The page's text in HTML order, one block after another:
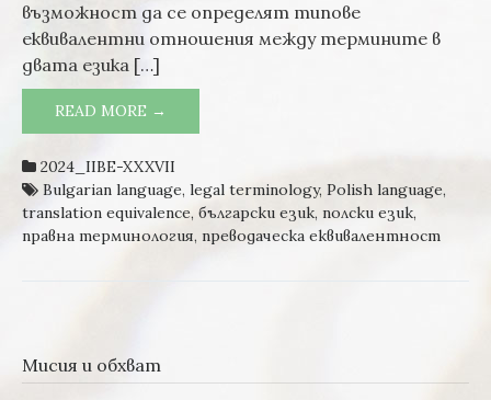
възможност да се определят типове
еквивалентни отношения между термините в
двата езика […]
READ MORE →
ИЗБРАНИ ПОЛСКИ И БЪЛГАРСКИ
ТЕРМИНИ В СЪДЕБНИ АКТОВЕ (ПО
НАКАЗАТЕЛНИ ДЕЛА)
2024_IIBE-XXXVII
Bulgarian language, legal terminology, Polish language,
translation equivalence, български език, полски език,
правна терминология, преводаческа еквивалентност
Мисия и обхват